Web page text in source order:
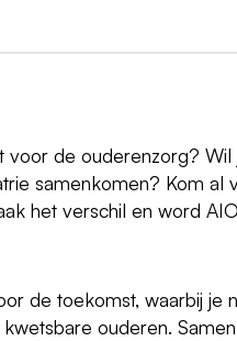
de ouderenzorg? Wil
samenkomen? Kom al
het verschil en word
de toekomst, waarbij je
ouderen.